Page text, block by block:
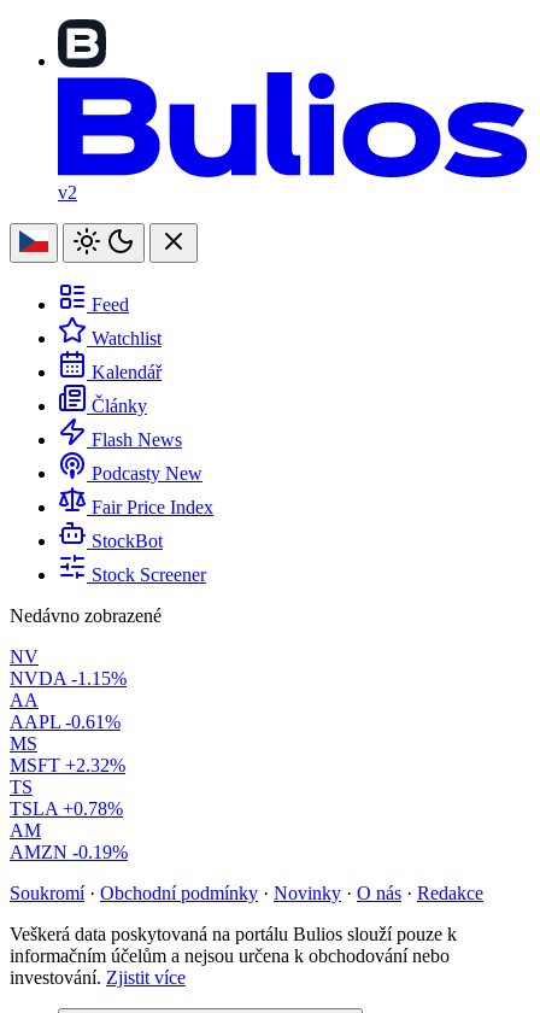
v2
Feed
Watchlist
Kalendář
Články
Flash News
Podcasty New
Fair Price Index
StockBot
Stock Screener
Nedávno zobrazené
NV
NVDA -1.15%
AA
AAPL -0.61%
MS
MSFT +2.32%
TS
TSLA +0.78%
AM
AMZN -0.19%
Soukromí · Obchodní podmínky · Novinky · O nás · Redakce
Veškerá data poskytovaná na portálu Bulios slouží pouze k
informačním účelům a nejsou určena k obchodování nebo
investování. Zjistit více